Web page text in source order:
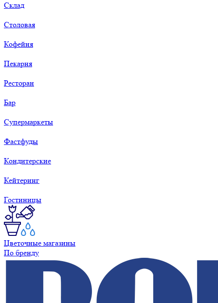
Склад
Столовая
Кофейня
Пекарня
Ресторан
Бар
Супермаркеты
Фастфуды
Кондитерские
Кейтеринг
Гостиницы
Цветочные магазины
По бренду